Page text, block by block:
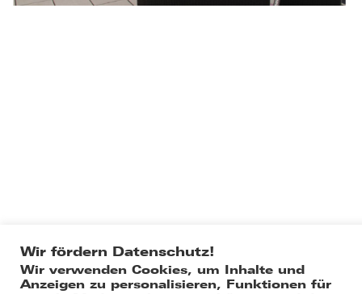
Straße
Telefon
Wir fördern Datenschutz!
Wir verwenden Cookies, um Inhalte und
Anzeigen zu personalisieren, Funktionen für